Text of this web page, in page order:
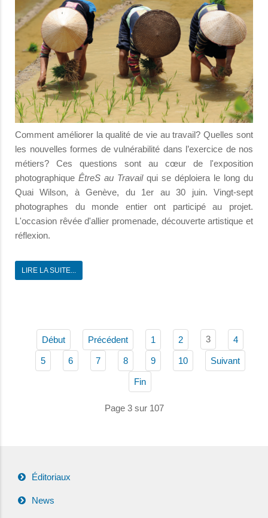
Comment améliorer la qualité de vie au travail? Quelles sont
les nouvelles formes de vulnérabilité dans l’exercice de nos
métiers? Ces questions sont au cœur de l'exposition
photographique ÊtreS au Travailqui se déploiera le long du
Quai Wilson, à Genève, du 1er au 30 juin. Vingt-sept
photographes du monde entier ont participé au projet.
L'occasion rêvée d'allier promenade, découverte artistique et
réflexion.
LIRE LA SUITE...
Début Précédent 1 2 3 4
5 6 7 8 9 10 Suivant
Fin
Page 3 sur 107
Éditoriaux
News